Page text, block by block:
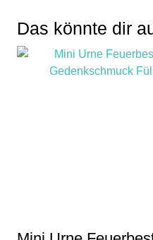
Das könnte dir